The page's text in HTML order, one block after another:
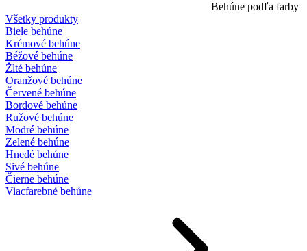
Behúne podľa farby
Všetky produkty
Biele behúne
Krémové behúne
Béžové behúne
Žlté behúne
Oranžové behúne
Červené behúne
Bordové behúne
Ružové behúne
Modré behúne
Zelené behúne
Hnedé behúne
Sivé behúne
Čierne behúne
Viacfarebné behúne